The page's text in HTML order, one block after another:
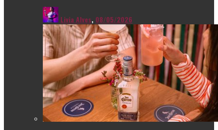
Livia Alves, 08/05/2026